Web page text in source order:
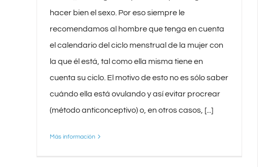
hacer bien el sexo. Por eso siempre le
recomendamos al hombre que tenga en cuenta
el calendario del ciclo menstrual de la mujer con
la que él está, tal como ella misma tiene en
cuenta su ciclo. El motivo de esto no es sólo saber
cuándo ella está ovulando y así evitar procrear
(método anticonceptivo) o, en otros casos, [...]
Más información